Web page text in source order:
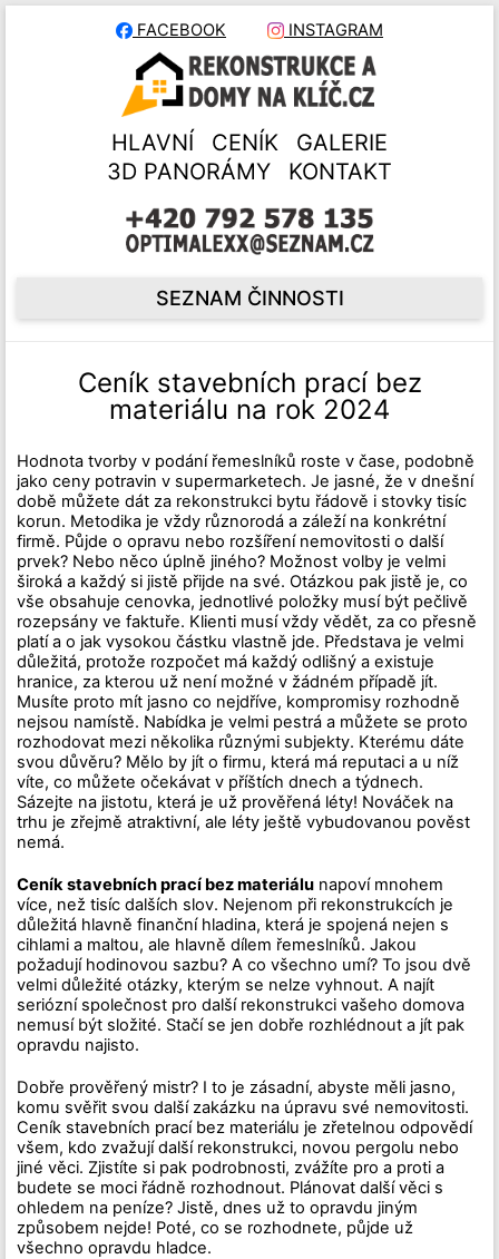
FACEBOOK INSTAGRAM
HLAVNÍ CENÍK
GALERIE
3D PANORÁMY
KONTAKT
SEZNAM ČINNOSTI
Ceník stavebních prací bez
materiálu na rok 2024
Hodnota tvorby v podání řemeslníků roste v čase, podobně
jako ceny potravin v supermarketech. Je jasné, že v dnešní
době můžete dát za rekonstrukci bytu řádově i stovky tisíc
korun. Metodika je vždy různorodá a záleží na konkrétní
firmě. Půjde o opravu nebo rozšíření nemovitosti o další
prvek? Nebo něco úplně jiného? Možnost volby je velmi
široká a každý si jistě přijde na své. Otázkou pak jistě je, co
vše obsahuje cenovka, jednotlivé položky musí být pečlivě
rozepsány ve faktuře. Klienti musí vždy vědět, za co přesně
platí a o jak vysokou částku vlastně jde. Představa je velmi
důležitá, protože rozpočet má každý odlišný a existuje
hranice, za kterou už není možné v žádném případě jít.
Musíte proto mít jasno co nejdříve, kompromisy rozhodně
nejsou namístě. Nabídka je velmi pestrá a můžete se proto
rozhodovat mezi několika různými subjekty. Kterému dáte
svou důvěru? Mělo by jít o firmu, která má reputaci a u níž
víte, co můžete očekávat v příštích dnech a týdnech.
Sázejte na jistotu, která je už prověřená léty! Nováček na
trhu je zřejmě atraktivní, ale léty ještě vybudovanou pověst
nemá.
Ceník stavebních prací bez materiálu napoví mnohem
více, než tisíc dalších slov. Nejenom při rekonstrukcích je
důležitá hlavně finanční hladina, která je spojená nejen s
cihlami a maltou, ale hlavně dílem řemeslníků. Jakou
požadují hodinovou sazbu? A co všechno umí? To jsou dvě
velmi důležité otázky, kterým se nelze vyhnout. A najít
seriózní společnost pro další rekonstrukci vašeho domova
nemusí být složité. Stačí se jen dobře rozhlédnout a jít pak
opravdu najisto.
Dobře prověřený mistr? I to je zásadní, abyste měli jasno,
komu svěřit svou další zakázku na úpravu své nemovitosti.
Ceník stavebních prací bez materiálu je zřetelnou odpovědí
všem, kdo zvažují další rekonstrukci, novou pergolu nebo
jiné věci. Zjistíte si pak podrobnosti, zvážíte pro a proti a
budete se moci řádně rozhodnout. Plánovat další věci s
ohledem na peníze? Jistě, dnes už to opravdu jiným
způsobem nejde! Poté, co se rozhodnete, půjde už
všechno opravdu hladce.